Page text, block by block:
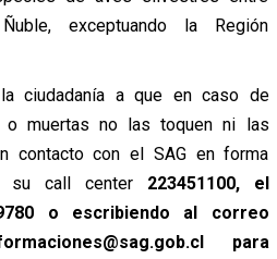
exceptuando la Región
ciudadanía a que en caso de
o muertas no las toquen ni las
contacto con el SAG en forma
su call center 223451100, el
o escribiendo al correo
para